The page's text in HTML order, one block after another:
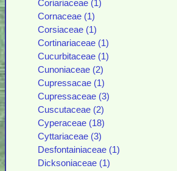
Coriariaceae (1)
Cornaceae (1)
Corsiaceae (1)
Cortinariaceae (1)
Cucurbitaceae (1)
Cunoniaceae (2)
Cupressacae (1)
Cupressaceae (3)
Cuscutaceae (2)
Cyperaceae (18)
Cyttariaceae (3)
Desfontainiaceae (1)
Dicksoniaceae (1)